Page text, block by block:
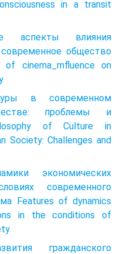
in a transit
аспекты влияния
общество
of cinema_mfluence on
в современном
проблемы и
of Culture in
Society: Challenges and
экономических
современного
Features of dynamics
in the conditions of
гражданского